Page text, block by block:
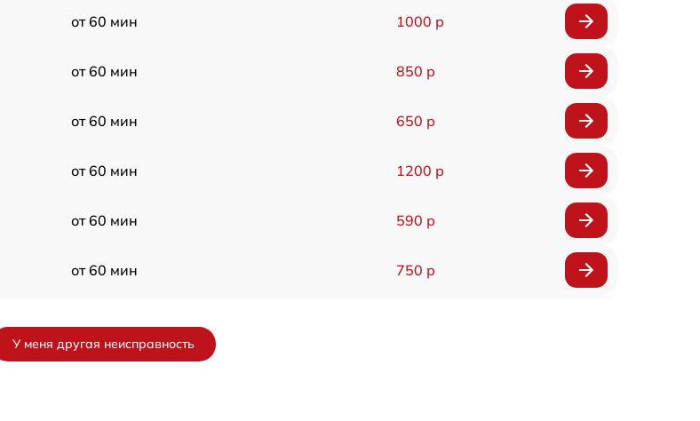
от 60 мин 1000 р
от 60 мин 850 р
от 60 мин 650 р
от 60 мин 1200 р
от 60 мин 590 р
от 60 мин 750 р
У меня другая неисправность